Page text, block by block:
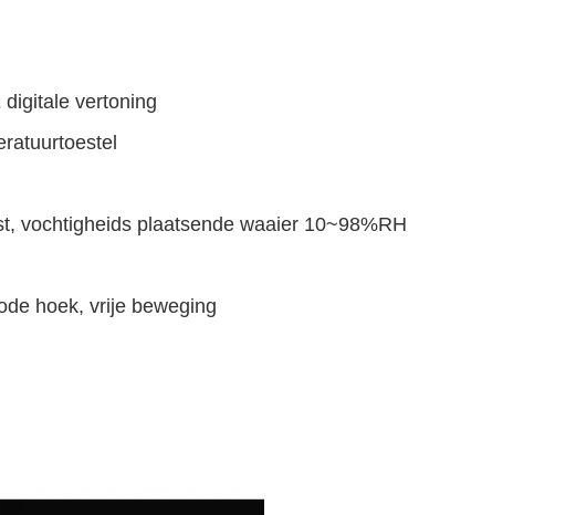
vertoning
vochtigheids plaatsende waaier 10~98%RH
hoek, vrije beweging